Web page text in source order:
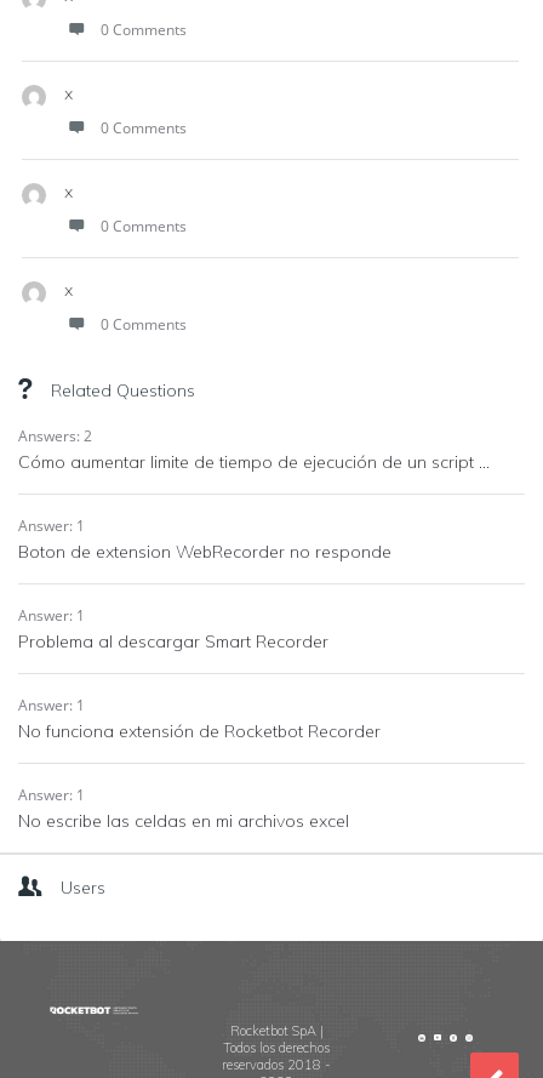
0 Comments
x
0 Comments
x
0 Comments
x
0 Comments
Related Questions
Answers: 2
Cómo aumentar limite de tiempo de ejecución de un script ...
Answer: 1
Boton de extension WebRecorder no responde
Answer: 1
Problema al descargar Smart Recorder
Answer: 1
No funciona extensión de Rocketbot Recorder
Answer: 1
No escribe las celdas en mi archivos excel
Users
Footer
Rocketbot SpA |
Todos los derechos
reservados 2018 -